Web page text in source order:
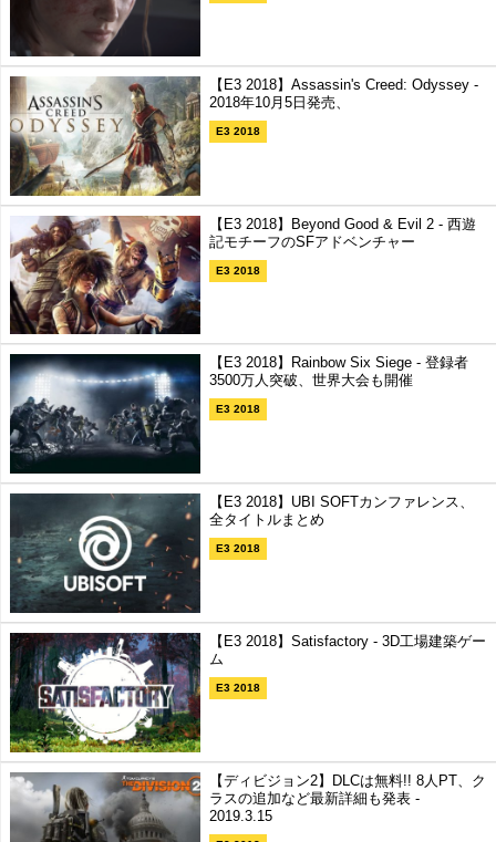
【E3 2018】Assassin's Creed: Odyssey -
2018年10月5日発売、
E3 2018
【E3 2018】Beyond Good & Evil 2 - 西遊
記モチーフのSFアドベンチャー
E3 2018
【E3 2018】Rainbow Six Siege - 登録者
3500万人突破、世界大会も開催
E3 2018
【E3 2018】UBI SOFTカンファレンス、
全タイトルまとめ
E3 2018
【E3 2018】Satisfactory - 3D工場建築ゲー
ム
E3 2018
【ディビジョン2】DLCは無料!! 8人PT、ク
ラスの追加など最新詳細も発表 -
2019.3.15